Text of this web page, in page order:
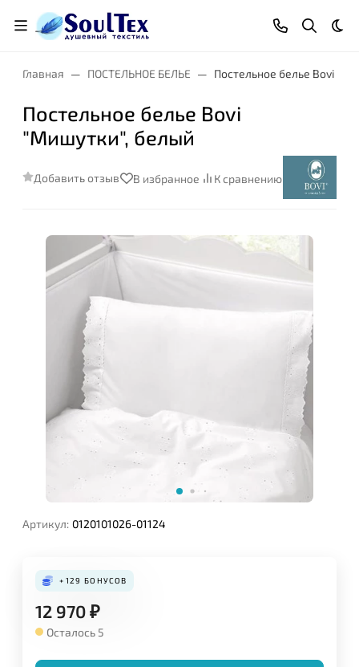
Главная ПОСТЕЛЬНОЕ БЕЛЬЕ Постельное белье Bovi
Постельное белье Bovi
"Мишутки", белый
Добавить отзыв В избранное К сравнению
Артикул: 0120101026-01124
+129 БОНУСОВ
12 970₽
Осталось 5